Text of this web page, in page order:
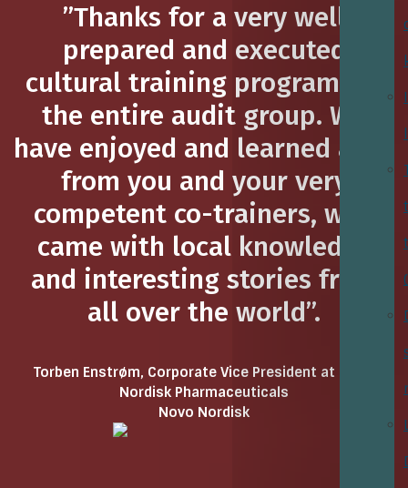
”Thanks for a very well
prepared and executed
cultural training program for
the entire audit group. We
have enjoyed and learned a lot
from you and your very
competent co-trainers, who
came with local knowledge
and interesting stories from
all over the world”.
Torben Enstrøm, Corporate Vice President at Novo
Nordisk Pharmaceuticals
Novo Nordisk